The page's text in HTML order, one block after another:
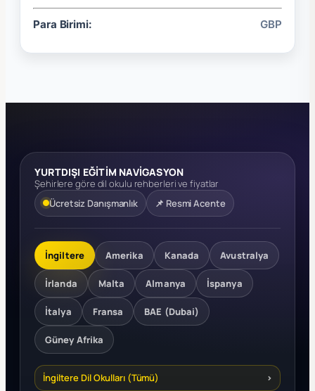
Para Birimi: GBP
YURTDIŞI EĞİTİM NAVİGASYON
Şehirlere göre dil okulu rehberleri ve fiyatlar
Ücretsiz Danışmanlık
📌 Resmi Acente
İngiltere Amerika Kanada Avustralya
İrlanda Malta Almanya İspanya
İtalya Fransa BAE (Dubai)
Güney Afrika
İngiltere Dil Okulları (Tümü) ›